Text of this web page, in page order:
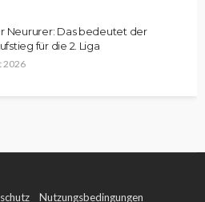
Neururer: Das bedeutet der
für die 2. Liga
2026
Nutzungsbedingungen